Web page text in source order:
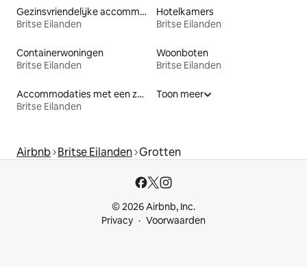
Gezinsvriendelijke accommodaties
Britse Eilanden
Hotelkamers
Britse Eilanden
Containerwoningen
Britse Eilanden
Woonboten
Britse Eilanden
Accommodaties met een zwembad
Britse Eilanden
Toon meer
Airbnb Britse Eilanden Grotten
© 2026 Airbnb, Inc.
Privacy
Voorwaarden